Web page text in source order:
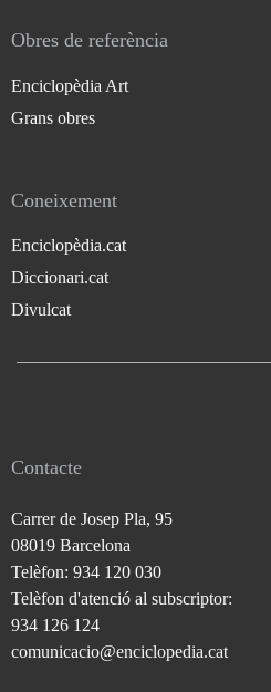
Obres de referència
Enciclopèdia Art
Grans obres
Coneixement
Enciclopèdia.cat
Diccionari.cat
Divulcat
Contacte
Carrer de Josep Pla, 95
08019 Barcelona
Telèfon: 934 120 030
Telèfon d'atenció al subscriptor:
934 126 124
comunicacio@enciclopedia.cat